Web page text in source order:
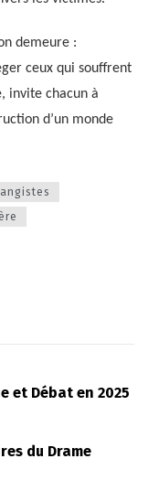
demeure :
ceux qui souffrent
invite chacun à
d’un monde
et Débat en 2025
du Drame